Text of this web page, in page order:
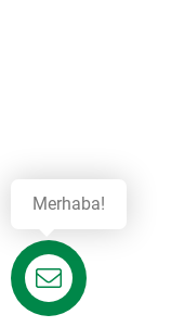
Destek
Merhaba!